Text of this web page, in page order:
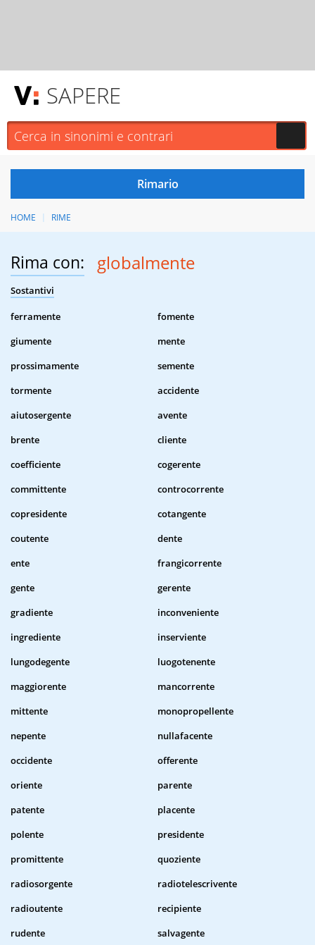
SAPERE
HOME RIME
Rima con: globalmente
Sostantivi
ferramente
fomente
giumente
mente
prossimamente
semente
tormente
accidente
aiutosergente
avente
brente
cliente
coefficiente
cogerente
committente
controcorrente
copresidente
cotangente
coutente
dente
ente
frangicorrente
gente
gerente
gradiente
inconveniente
ingrediente
inserviente
lungodegente
luogotenente
maggiorente
mancorrente
mittente
monopropellente
nepente
nullafacente
occidente
offerente
oriente
parente
patente
placente
polente
presidente
promittente
quoziente
radiosorgente
radiotelescrivente
radioutente
recipiente
rudente
salvagente